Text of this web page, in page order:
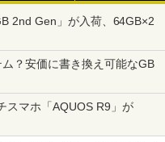
2nd Gen」が入荷、64GB×2
？安価に書き換え可能なGB
スマホ「AQUOS R9」が